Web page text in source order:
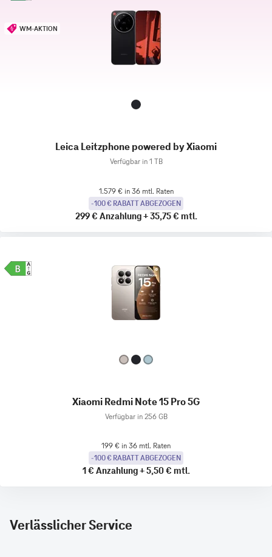
WM-AKTION
Leica Leitzphone powered by Xiaomi
Verfügbar in 1 TB
1.579 € in 36 mtl. Raten
-100 € RABATT ABGEZOGEN
299 € Anzahlung+35,75 € mtl.
Xiaomi Redmi Note 15 Pro 5G
Verfügbar in 256 GB
199 € in 36 mtl. Raten
-100 € RABATT ABGEZOGEN
1 € Anzahlung+5,50 € mtl.
Verlässlicher Service